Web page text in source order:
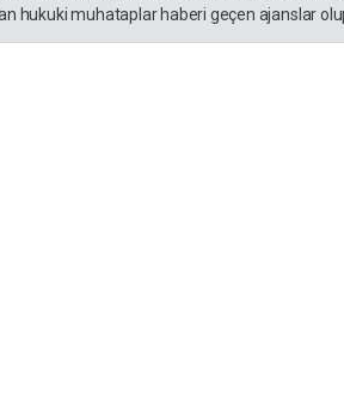
hukuki muhataplar haberi geçen ajanslar